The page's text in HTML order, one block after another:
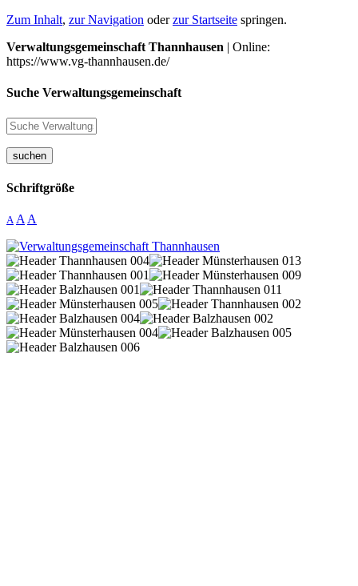
Zum Inhalt, zur Navigation oderzur Startseite springen.
Verwaltungsgemeinschaft Thannhausen | Online:
https://www.vg-thannhausen.de/
Suche Verwaltungsgemeinschaft
suchen
Schriftgröße
A A A